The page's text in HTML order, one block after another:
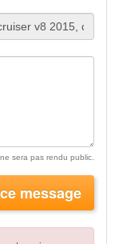
sera pas rendu public.
message